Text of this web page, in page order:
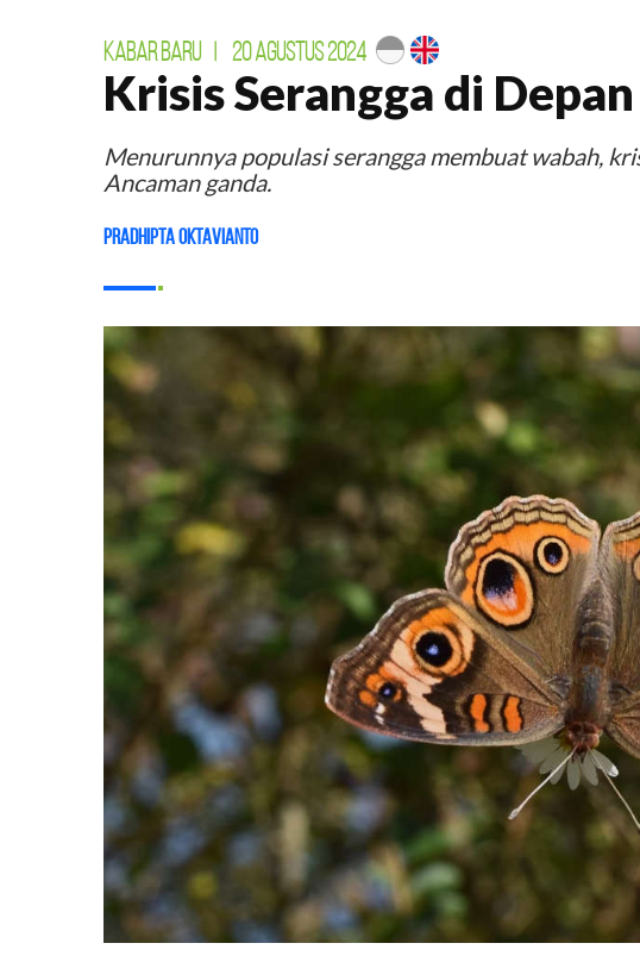
KABAR BARU 20 AGUSTUS 2024
Krisis Serangga di
Menurunnya populasi serangga membuat wabah,
Ancaman ganda.
Pradhipta Oktavianto